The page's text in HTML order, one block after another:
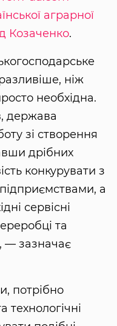
аграрної
Козаченко.
ніж
необхідна.
держава
зі створення
дрібних
конкурувати з
а
сервісні
та
— зазначає
потрібно
технологічні